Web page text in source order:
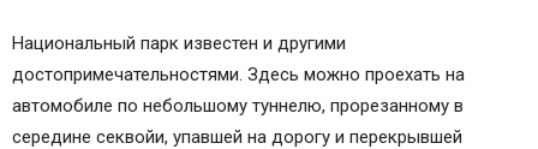
Национальный парк известен и другими
достопримечательностями. Здесь можно проехать на
автомобиле по небольшому туннелю, прорезанному в
середине секвойи, упавшей на дорогу и перекрывшей